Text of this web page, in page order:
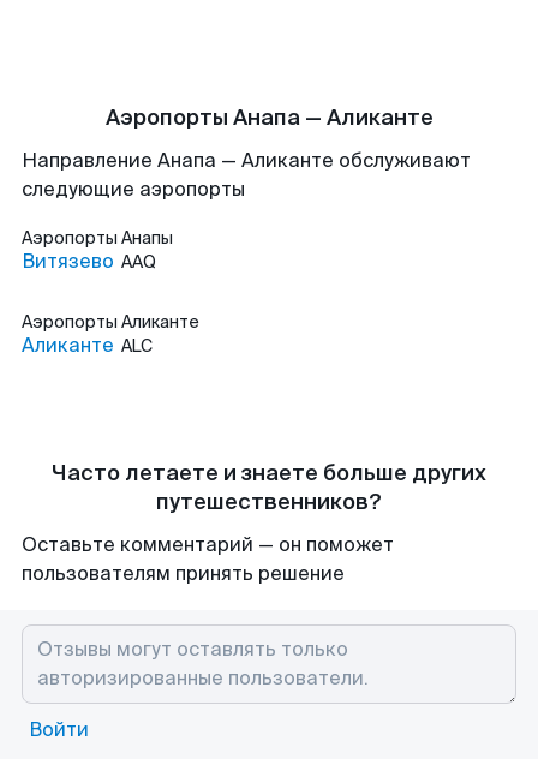
Аэропорты Анапа — Аликанте
Направление Анапа — Аликанте обслуживают
следующие аэропорты
Аэропорты Анапы
Витязево AAQ
Аэропорты Аликанте
Аликанте ALC
Часто летаете и знаете больше других
путешественников?
Оставьте комментарий — он поможет
пользователям принять решение
Войти